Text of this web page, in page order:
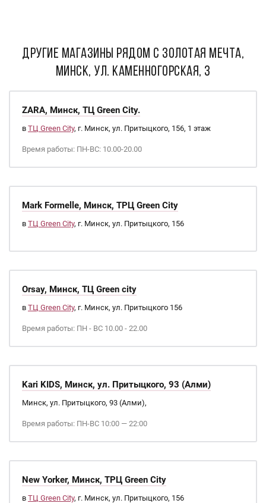
ДРУГИЕ МАГАЗИНЫ РЯДОМ С Золотая мечта,
Минск, ул. Каменногорская, 3
ZARA, Минск, ТЦ Green City.
в ТЦ Green City, г. Минск, ул. Притыцкого, 156, 1 этаж
Время работы: ПН-ВС: 10.00-20.00
Mark Formelle, Минск, ТРЦ Green City
в ТЦ Green City, г. Минск, ул. Притыцкого, 156
Orsay, Минск, ТЦ Green city
в ТЦ Green City, г. Минск, ул. Притыцкого 156
Время работы: ПН - ВС 10.00 - 22.00
Kari KIDS, Минск, ул. Притыцкого, 93 (Алми)
Минск, ул. Притыцкого, 93 (Алми),
Время работы: ПН-ВС 10:00 — 22:00
New Yorker, Минск, ТРЦ Green City
в ТЦ Green City, г. Минск, ул. Притыцкого, 156